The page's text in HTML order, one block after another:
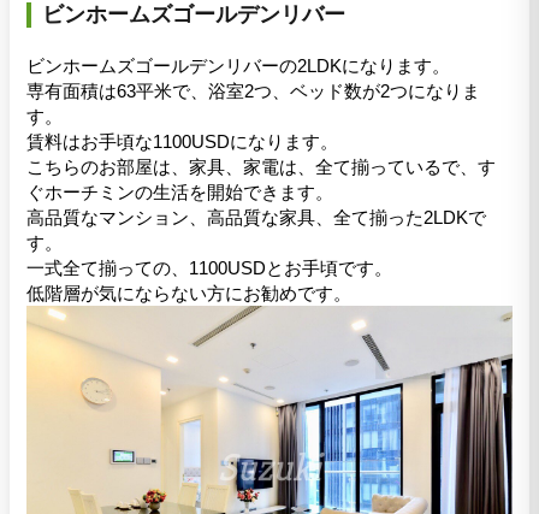
ビンホームズゴールデンリバー
ビンホームズゴールデンリバーの2LDKになります。
専有面積は63平米で、浴室2つ、ベッド数が2つになりま
す。
賃料はお手頃な1100USDになります。
こちらのお部屋は、家具、家電は、全て揃っているで、す
ぐホーチミンの生活を開始できます。
高品質なマンション、高品質な家具、全て揃った2LDKで
す。
一式全て揃っての、1100USDとお手頃です。
低階層が気にならない方にお勧めです。